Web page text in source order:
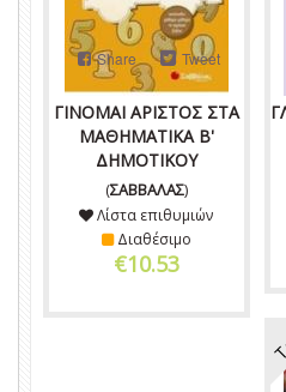
ΓΙΝΟΜΑΙ ΑΡΙΣΤΟΣ ΣΤΑ
ΜΑΘΗΜΑΤΙΚΑ Β'
ΔΗΜΟΤΙΚΟΥ
(ΣΑΒΒΑΛΑΣ)
Share Tweet
Λίστα επιθυμιών
Διαθέσιμο
€10.53